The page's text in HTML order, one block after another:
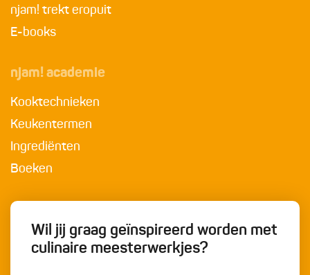
njam! trekt eropuit
E-books
njam! academie
Kooktechnieken
Keukentermen
Ingrediënten
Boeken
Wil jij graag geïnspireerd worden met
culinaire meesterwerkjes?